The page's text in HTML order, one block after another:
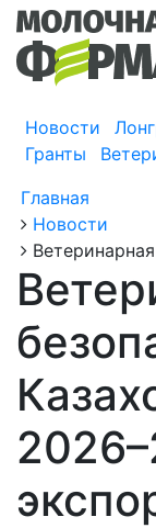
Новости
Гранты
Главная
Новости